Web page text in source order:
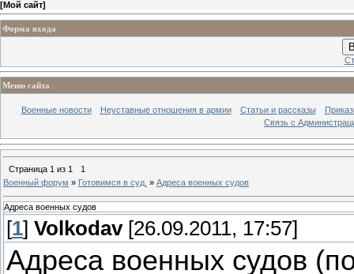
[Мой сайт]
Форма входа
Меню сайта
Военные новости Неуставные отношения в армии Статьи и рассказы
Связь с
Страница 1 из 1
1
Военный форум » Готовимся в суд. » Адреса военных судов
Адреса военных судов
[1] Volkodav[26.09.2011, 17:57]
Адреса военных судов